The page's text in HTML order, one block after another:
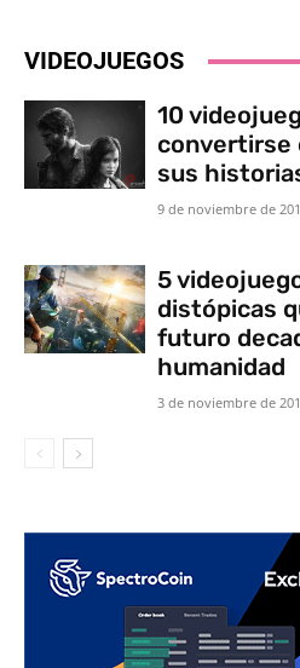
VIDEOJUEGOS
10
convertirse
sus
9 de noviembre de
5
distópicas
futuro
humanidad
3 de noviembre de